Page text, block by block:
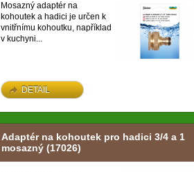
Mosazný adaptér na
kohoutek a hadici je určen k
vnitřnímu kohoutku, například
v kuchyni...
DETAIL
Adaptér na kohoutek pro hadici 3/4 a 1
mosazný (17026)